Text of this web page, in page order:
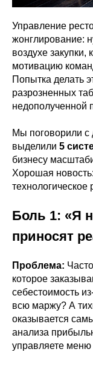
Управление
жонглирование:
воздухе закупки,
мотивацию
Попытка делать
разрозненных
недополученной
Мы поговорили с
выделили 5
бизнесу
Хорошая
технологическое
Боль 1: «Я
приносят
Проблема:
которое
себестоимость
всю маржу? А
оказывается
анализа
управляете